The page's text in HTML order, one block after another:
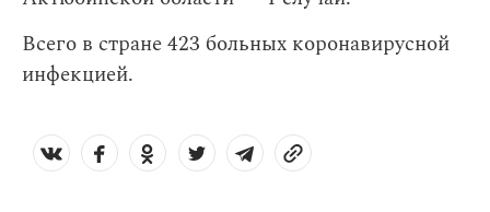
Всего в стране 423 больных коронавирусной
инфекцией.